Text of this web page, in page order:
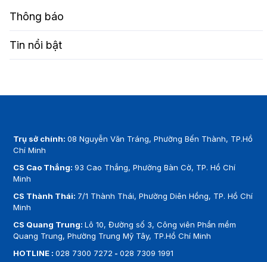
Thông báo
Tin nổi bật
Trụ sở chính:08 Nguyễn Văn Tráng, Phường Bến Thành, TP.Hồ
Chí Minh
CS Cao Thắng:93 Cao Thắng, Phường Bàn Cờ, TP. Hồ Chí
Minh
CS Thành Thái: 7/1 Thành Thái, Phường Diên Hồng, TP. Hồ Chí
Minh
CS Quang Trung:Lô 10, Đường số 3, Công viên Phần mềm
Quang Trung, Phường Trung Mỹ Tây, TP.Hồ Chí Minh
HOTLINE :028 7300 7272 -028 7309 1991